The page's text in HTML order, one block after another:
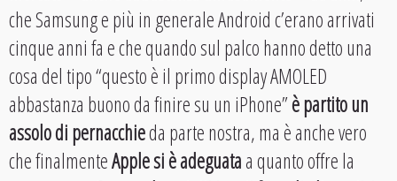
che Samsung e più in generale Android c’erano arrivati
cinque anni fa e che quando sul palco hanno detto una
cosa del tipo “questo è il primo display AMOLED
abbastanza buono da finire su un iPhone”è partito un
assolo di pernacchieda parte nostra, ma è anche vero
che finalmenteApple si è adeguataa quanto offre la